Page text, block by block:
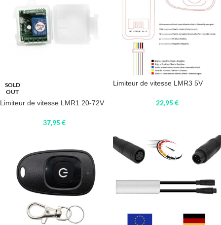
SOLD
OUT
Limiteur de vitesse LMR1 20-72V
37,95€
Limiteur de vitesse LMR3 5V
22,95€